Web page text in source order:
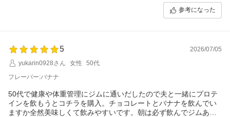
キャラメルフレーバーなので、お気に入りの飲み方はインスタン
中々手が出せないので、1回分お試しパックとかあればいいなと思
います。
参考になった
5
2026/07/05
yukarin0928さん
女性
50代
フレーバー:バナナ
50代で健康や体重管理にジムに通いだしたので夫と一緒にプロテ
インを飲もうとコチラを購入。チョコレートとバナナを飲んでい
ますか全然美味しくて飲みやすいです。朝は必ず飲んでジムあと